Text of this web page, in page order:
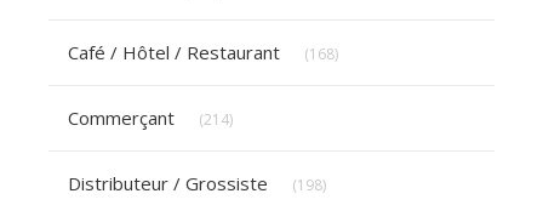
Café / Hôtel / Restaurant (168)
Commerçant (214)
Distributeur / Grossiste (198)